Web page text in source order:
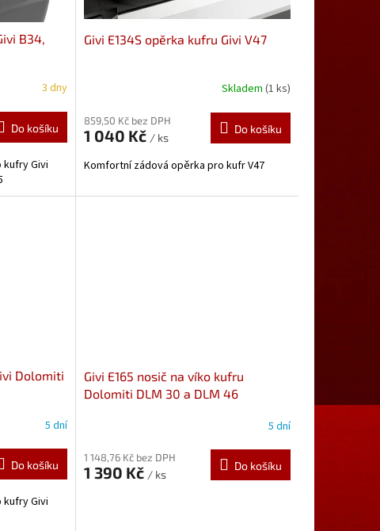
B34,
3 dny
Do košíku
Givi
Givi E134S opěrka kufru Givi V47
Skladem (1 ks)
859,50 Kč bez DPH
1 040 Kč / ks
Do košíku
Komfortní zádová opěrka pro kufr V47
Dolomiti
5 dní
Do košíku
Givi
Givi E165 nosič na víko kufru
Dolomiti DLM 30 a DLM 46
5 dní
1 148,76 Kč bez DPH
1 390 Kč / ks
Do košíku